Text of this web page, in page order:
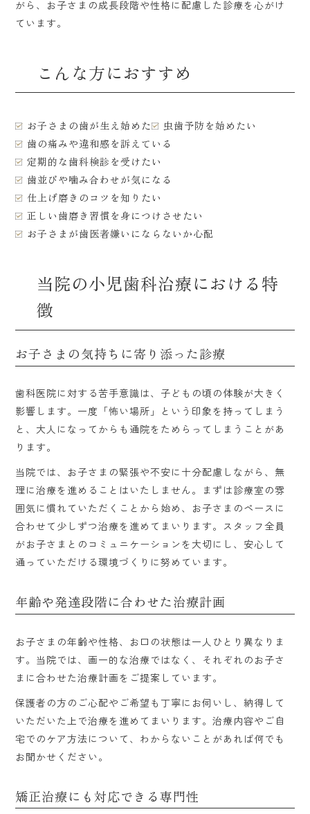
がら、お子さまの成長段階や性格に配慮した診療を心がけ
ています。
こんな方におすすめ
お子さまの歯が生え始めた
虫歯予防を始めたい
歯の痛みや違和感を訴えている
定期的な歯科検診を受けたい
歯並びや噛み合わせが気になる
仕上げ磨きのコツを知りたい
正しい歯磨き習慣を身につけさせたい
お子さまが歯医者嫌いにならないか心配
当院の小児歯科治療における特
徴
お子さまの気持ちに寄り添った診療
歯科医院に対する苦手意識は、子どもの頃の体験が大きく
影響します。一度「怖い場所」という印象を持ってしまう
と、大人になってからも通院をためらってしまうことがあ
ります。
当院では、お子さまの緊張や不安に十分配慮しながら、無
理に治療を進めることはいたしません。まずは診療室の雰
囲気に慣れていただくことから始め、お子さまのペースに
合わせて少しずつ治療を進めてまいります。スタッフ全員
がお子さまとのコミュニケーションを大切にし、安心して
通っていただける環境づくりに努めています。
年齢や発達段階に合わせた治療計画
お子さまの年齢や性格、お口の状態は一人ひとり異なりま
す。当院では、画一的な治療ではなく、それぞれのお子さ
まに合わせた治療計画をご提案しています。
保護者の方のご心配やご希望も丁寧にお伺いし、納得して
いただいた上で治療を進めてまいります。治療内容やご自
宅でのケア方法について、わからないことがあれば何でも
お聞かせください。
矯正治療にも対応できる専門性